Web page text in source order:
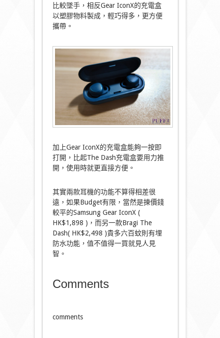
比較墜手，相反Gear IconX的充電盒
以塑膠物料製成，輕巧得多，更方便
攜帶。
加上Gear IconX的充電盒能夠一按即
打開，比起The Dash充電盒要用力推
開，使用時就更直接方便。
其實兩款耳機的功能不算得相差很
遠，如果Budget有限，當然是揀價錢
較平的Samsung Gear IconX (
HK$1,898 )，而另一款Bragi The
Dash( HK$2,498 )貴多六百蚊則有埋
防水功能，值不值得一買就見人見
智。
Comments
comments